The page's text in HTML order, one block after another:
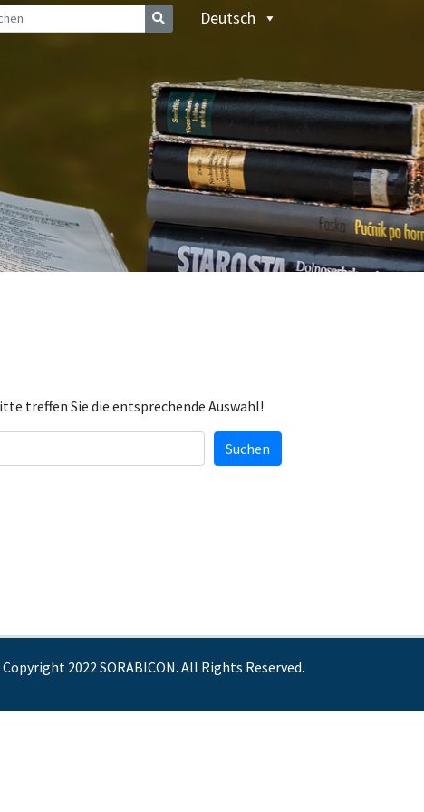
Deutsch
treffen Sie die entsprechende Auswahl!
Suchen
2022 SORABICON. All Rights Reserved.